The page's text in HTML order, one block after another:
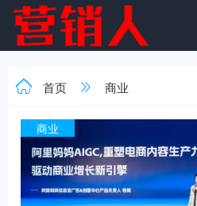
首页 商业
商业